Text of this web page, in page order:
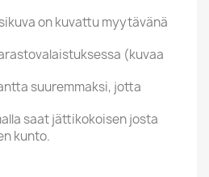
on kuvattu myytävänä
(kuvaa
suuremmaksi, jotta
saat jättikokoisen josta
kunto.